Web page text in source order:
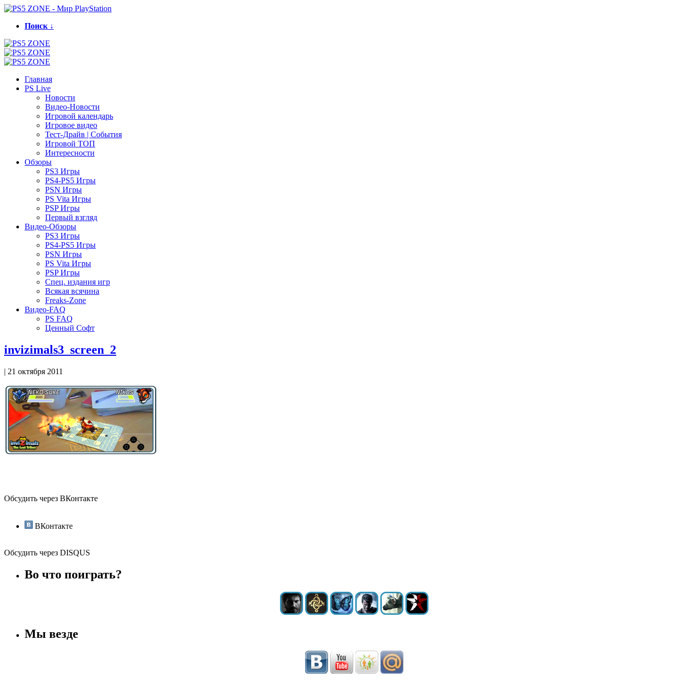
Поиск ↓
Главная
PS Live
Новости
Видео-Новости
Игровой календарь
Игровое видео
Тест-Драйв | События
Игровой ТОП
Интересности
Обзоры
PS3 Игры
PS4-PS5 Игры
PSN Игры
PS Vita Игры
PSP Игры
Первый взгляд
Видео-Обзоры
PS3 Игры
PS4-PS5 Игры
PSN Игры
PS Vita Игры
PSP Игры
Спец. издания игр
Всякая всячина
Freaks-Zone
Видео-FAQ
PS FAQ
Ценный Софт
invizimals3_screen_2
| 21 октября 2011
Обсудить через ВКонтакте
ВКонтакте
Обсудить через DISQUS
Во что поиграть?
Мы везде